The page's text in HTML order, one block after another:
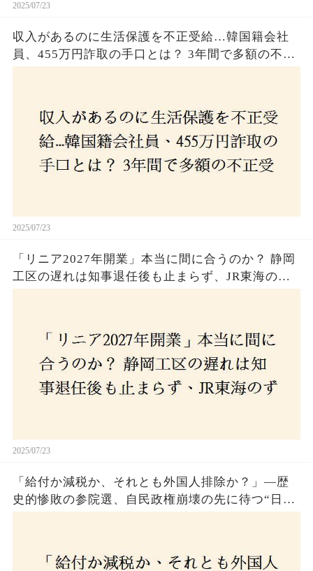
2025/07/23
収入があるのに生活保護を不正受給…韓国籍会社
員、455万円詐取の手口とは？ 3年間で多額の不正
2025/07/23
「リニア2027年開業」本当に間に合うのか？ 静岡
工区の遅れは知事退任後も止まらず、JR東海のず
2025/07/23
「給付か減税か、それとも外国人排除か？」―歴
史的惨敗の参院選、自民政権崩壊の先に待つ“日本